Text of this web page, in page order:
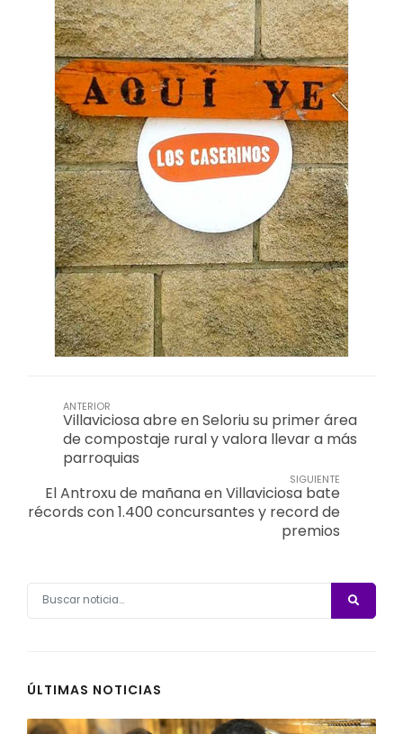
ANTERIOR
Villaviciosa abre en Seloriu su primer área
de compostaje rural y valora llevar a más
parroquias
SIGUIENTE
El Antroxu de mañana en Villaviciosa bate
récords con 1.400 concursantes y record de
premios
ÚLTIMAS NOTICIAS